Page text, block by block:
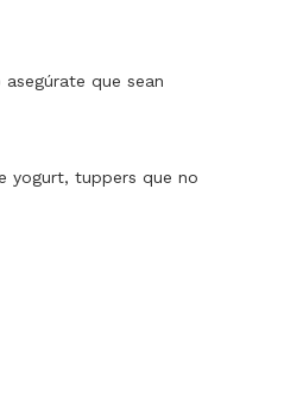
que sean
yogurt, tuppers que no